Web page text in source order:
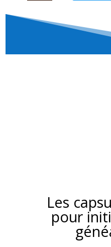
Les
pour